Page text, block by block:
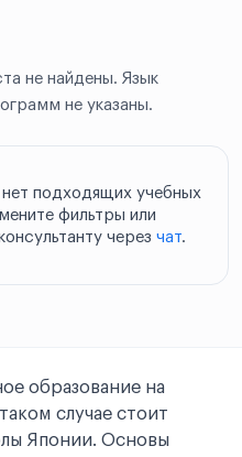
не найдены. Язык
не указаны.
подходящих учебных
фильтры или
через чат.
образование на
случае стоит
Японии. Основы